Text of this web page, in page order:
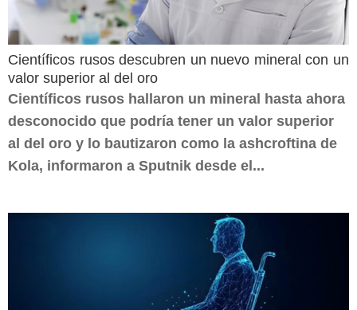
Científicos rusos descubren un nuevo mineral con un
valor superior al del oro
Científicos rusos hallaron un mineral hasta ahora
desconocido que podría tener un valor superior
al del oro y lo bautizaron como la ashcroftina de
Kola, informaron a Sputnik desde el...